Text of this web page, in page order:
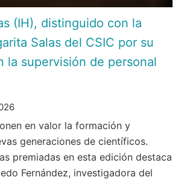
(IH), distinguido con la
Salas del CSIC por su
la supervisión de personal
en valor la formación y
generaciones de científicos.
premiadas en esta edición destaca
Fernández, investigadora del